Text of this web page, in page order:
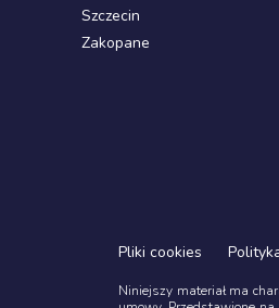
Szczecin
Zakopane
Pliki cookies
Niniejszy materiał ma